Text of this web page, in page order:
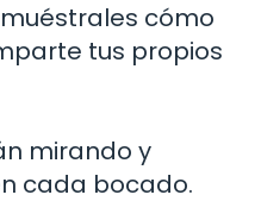
cómo
tus propios
mirando y
cada bocado.